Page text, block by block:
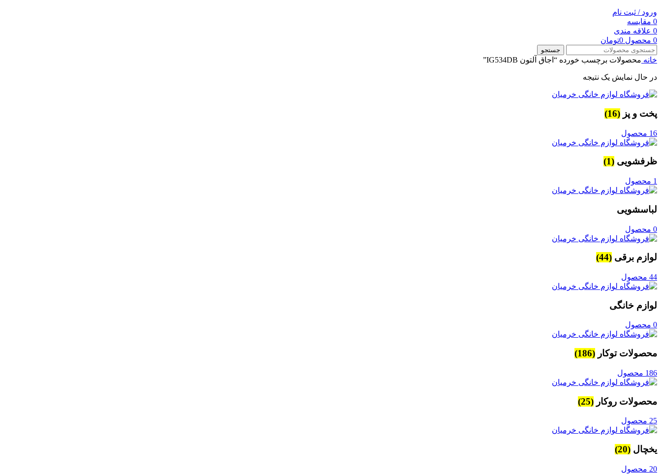
ورود / ثبت نام
0 مقایسه
0 علاقه مندی
0 محصول 0تومان
جستجو
خانه محصولات برچسب خورده “اجاق آلتون IG534DB”
در حال نمایش یک نتیجه
پخت و پز (16)
16 محصول
ظرفشویی (1)
1 محصول
لباسشویی
0 محصول
لوازم برقی (44)
44 محصول
لوازم خانگی
0 محصول
محصولات توکار (186)
186 محصول
محصولات روکار (25)
25 محصول
یخچال (20)
20 محصول